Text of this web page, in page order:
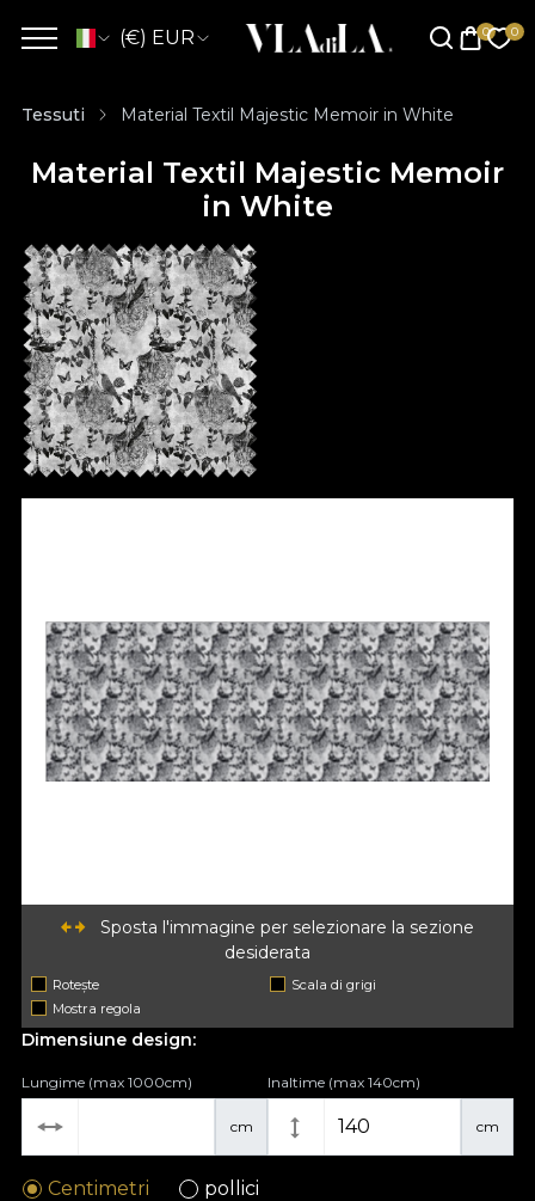
(€) EUR
Tessuti Material Textil Majestic Memoir in White
Material Textil Majestic Memoir
in White
Sposta l'immagine per selezionare la sezione
desiderata
Rotește
Scala di grigi
Mostra regola
Dimensiune design:
cm
Lungime (max 1000cm)
cm
Inaltime (max 140cm)
Centimetri pollici